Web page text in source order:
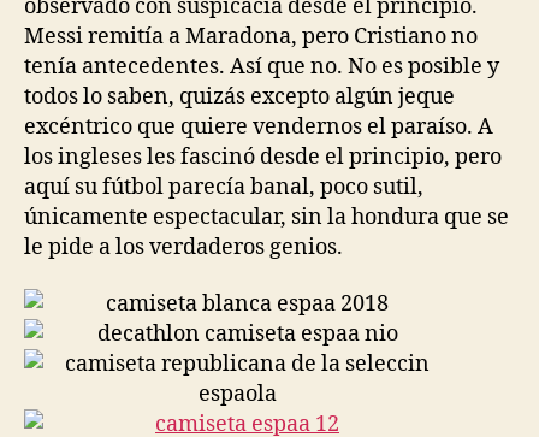
observado con suspicacia desde el principio.
Messi remitía a Maradona, pero Cristiano no
tenía antecedentes. Así que no. No es posible y
todos lo saben, quizás excepto algún jeque
excéntrico que quiere vendernos el paraíso. A
los ingleses les fascinó desde el principio, pero
aquí su fútbol parecía banal, poco sutil,
únicamente espectacular, sin la hondura que se
le pide a los verdaderos genios.